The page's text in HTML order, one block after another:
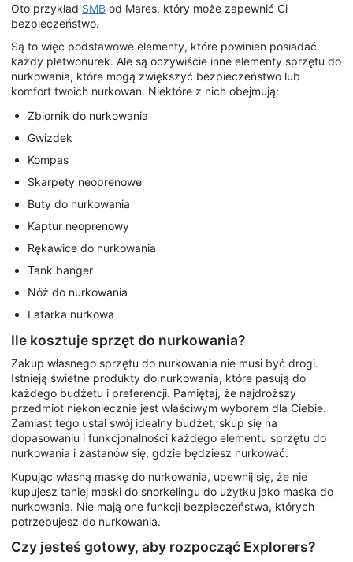
Oto przykład SMB od Mares, który może zapewnić Ci
bezpieczeństwo.
Są to więc podstawowe elementy, które powinien posiadać
każdy płetwonurek. Ale są oczywiście inne elementy sprzętu do
nurkowania, które mogą zwiększyć bezpieczeństwo lub
komfort twoich nurkowań. Niektóre z nich obejmują:
Zbiornik do nurkowania
Gwizdek
Kompas
Skarpety neoprenowe
Buty do nurkowania
Kaptur neoprenowy
Rękawice do nurkowania
Tank banger
Nóż do nurkowania
Latarka nurkowa
Ile kosztuje sprzęt do nurkowania?
Zakup własnego sprzętu do nurkowania nie musi być drogi.
Istnieją świetne produkty do nurkowania, które pasują do
każdego budżetu i preferencji. Pamiętaj, że najdroższy
przedmiot niekoniecznie jest właściwym wyborem dla Ciebie.
Zamiast tego ustal swój idealny budżet, skup się na
dopasowaniu i funkcjonalności każdego elementu sprzętu do
nurkowania i zastanów się, gdzie będziesz nurkować.
Kupując własną maskę do nurkowania, upewnij się, że nie
kupujesz taniej maski do snorkelingu do użytku jako maska do
nurkowania. Nie mają one funkcji bezpieczeństwa, których
potrzebujesz do nurkowania.
Czy jesteś gotowy, aby rozpocząć Explorers?